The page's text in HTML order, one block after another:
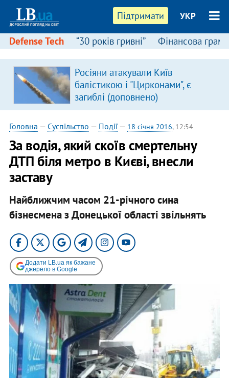
Підтримати УКР
Defense Tech “30 років гривні” Фінансова
Росіяни атакували Київ
балістикою і "Цирконами", є
загиблі (доповнено)
Головна — Суспільство — Події— 18 січня 2016, 12:54
За водія, який скоїв смертельну
ДТП біля метро в Києві, внесли
заставу
Найближчим часом 21-річного сина
бізнесмена з Донецької області звільнять
Додати LB.ua як бажане
джерело в Google